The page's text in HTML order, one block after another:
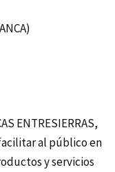
ENTRESIERRAS,
al público en
y servicios